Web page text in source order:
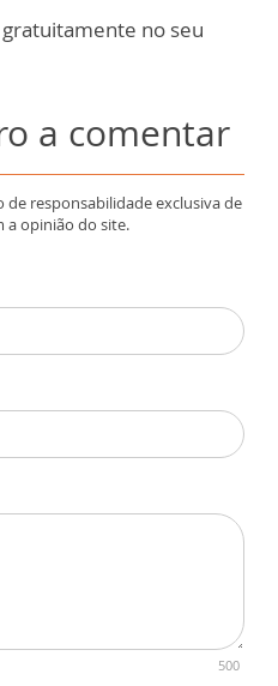
no seu
a comentar
de responsabilidade exclusiva de
a opinião do site.
500